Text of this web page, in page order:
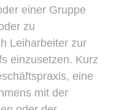
einer Gruppe
zu
Leiharbeiter zur
einzusetzen. Kurz
eine
mit der